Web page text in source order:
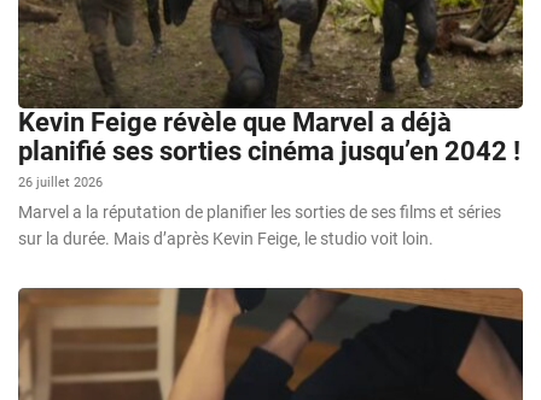
Kevin Feige révèle que Marvel a déjà
planifié ses sorties cinéma jusqu’en 2042 !
26 juillet 2026
Marvel a la réputation de planifier les sorties de ses films et séries
sur la durée. Mais d’après Kevin Feige, le studio voit loin.